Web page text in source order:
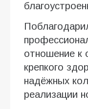
отношение к
крепкого
надёжных
реализации